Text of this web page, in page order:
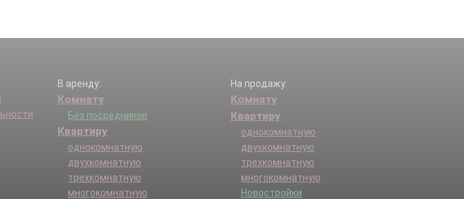
В аренду:
Комнату
Без посредников
Квартиру
однокомнатную
двухкомнатную
трехкомнатную
многокомнатную
На продажу:
Комнату
Квартиру
однокомнатную
двухкомнатную
трехкомнатную
многокомнатную
Новостройки